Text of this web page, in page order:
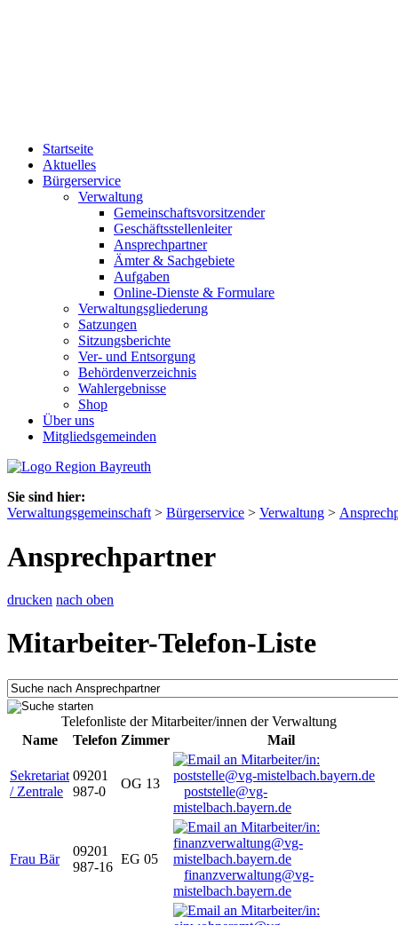
Startseite
Aktuelles
Bürgerservice
Verwaltung
Gemeinschaftsvorsitzender
Geschäftsstellenleiter
Ansprechpartner
Ämter & Sachgebiete
Aufgaben
Online-Dienste & Formulare
Verwaltungsgliederung
Satzungen
Sitzungsberichte
Ver- und Entsorgung
Behördenverzeichnis
Wahlergebnisse
Shop
Über uns
Mitgliedsgemeinden
Sie sind hier:
Verwaltungsgemeinschaft > Bürgerservice > Verwaltung >
Ansprechpartner
drucken nach oben
Mitarbeiter-Telefon-Liste
Telefonliste der Mitarbeiter/innen der Verwaltung
Name
Telefon Zimmer Mail
Sekretariat
/ Zentrale
09201
987-0
OG 13
poststelle@vg-
mistelbach.bayern.de
Frau Bär
09201
987-16
EG 05
finanzverwaltung@vg-
mistelbach.bayern.de